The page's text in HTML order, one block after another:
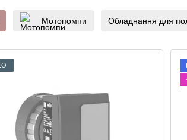
Мотопомпи Обладнання для